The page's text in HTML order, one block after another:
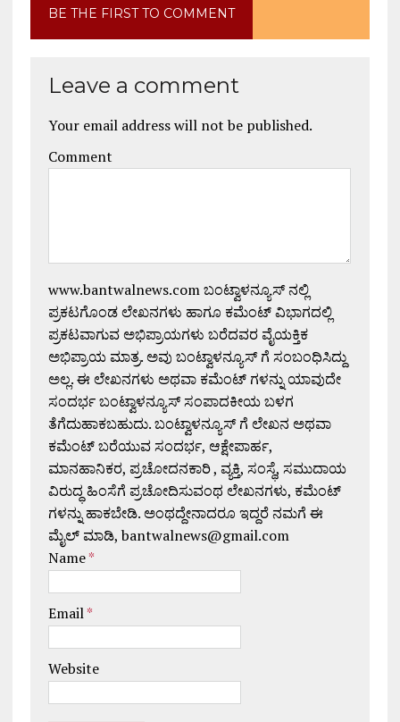
BE THE FIRST TO COMMENT
Leave a comment
Your email address will not be published.
Comment
www.bantwalnews.com ಬಂಟ್ವಾಳನ್ಯೂಸ್ ನಲ್ಲಿ
ಪ್ರಕಟಗೊಂಡ ಲೇಖನಗಳು ಹಾಗೂ ಕಮೆಂಟ್ ವಿಭಾಗದಲ್ಲಿ
ಪ್ರಕಟವಾಗುವ ಅಭಿಪ್ರಾಯಗಳು ಬರೆದವರ ವೈಯಕ್ತಿಕ
ಅಭಿಪ್ರಾಯ ಮಾತ್ರ. ಅವು ಬಂಟ್ವಾಳನ್ಯೂಸ್ ಗೆ ಸಂಬಂಧಿಸಿದ್ದು
ಅಲ್ಲ. ಈ ಲೇಖನಗಳು ಅಥವಾ ಕಮೆಂಟ್ ಗಳನ್ನು ಯಾವುದೇ
ಸಂದರ್ಭ ಬಂಟ್ವಾಳನ್ಯೂಸ್ ಸಂಪಾದಕೀಯ ಬಳಗ
ತೆಗೆದುಹಾಕಬಹುದು. ಬಂಟ್ವಾಳನ್ಯೂಸ್ ಗೆ ಲೇಖನ ಅಥವಾ
ಕಮೆಂಟ್ ಬರೆಯುವ ಸಂದರ್ಭ, ಆಕ್ಷೇಪಾರ್ಹ,
ಮಾನಹಾನಿಕರ, ಪ್ರಚೋದನಕಾರಿ , ವ್ಯಕ್ತಿ, ಸಂಸ್ಥೆ, ಸಮುದಾಯ
ವಿರುದ್ಧ ಹಿಂಸೆಗೆ ಪ್ರಚೋದಿಸುವಂಥ ಲೇಖನಗಳು, ಕಮೆಂಟ್
ಗಳನ್ನು ಹಾಕಬೇಡಿ. ಅಂಥದ್ದೇನಾದರೂ ಇದ್ದರೆ ನಮಗೆ ಈ
ಮೈಲ್ ಮಾಡಿ, bantwalnews@gmail.com
Name*
Email*
Website